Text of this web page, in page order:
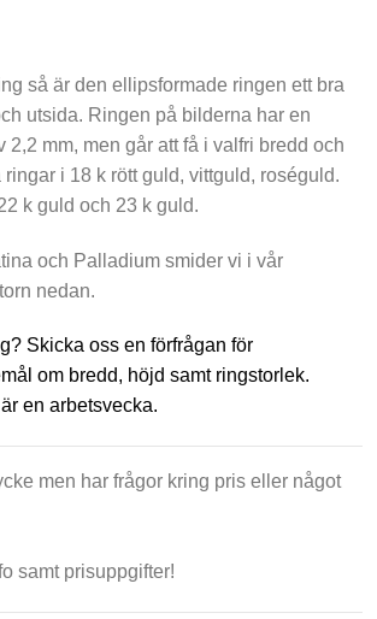
så är den ellipsformade ringen ett bra
utsida. Ringen på bilderna har en
2,2 mm, men går att få i valfri bredd och
i 18 k rött guld, vittguld, roséguld.
k guld och 23 k guld.
och Palladium smider vi i vår
nedan.
Skicka oss en förfrågan för
om bredd, höjd samt ringstorlek.
en arbetsvecka.
men har frågor kring pris eller något
samt prisuppgifter!